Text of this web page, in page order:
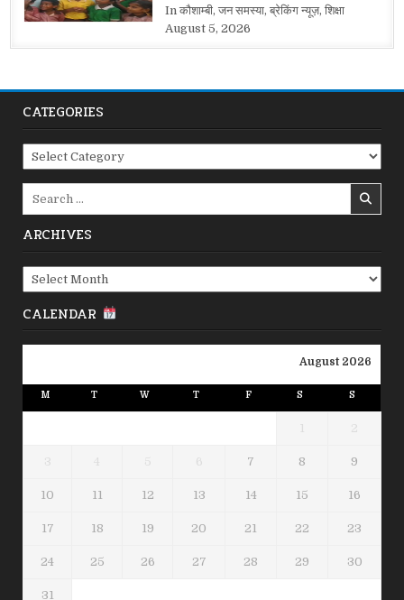
In कौशाम्बी, जन समस्या, ब्रेकिंग न्यूज़, शिक्षा
August 5, 2026
CATEGORIES
Categories
ARCHIVES
Archives
CALENDAR
August 2026
M T W T F S S
1 2
3 4 5 6 7 8 9
10 11 12 13 14 15 16
17 18 19 20 21 22 23
24 25 26 27 28 29 30
31